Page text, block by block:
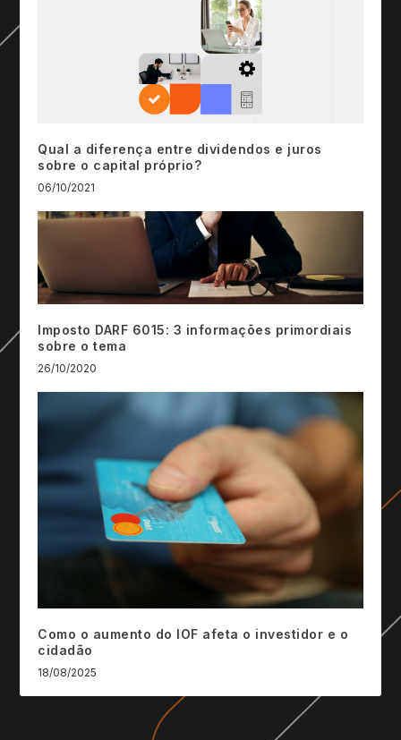
Qual a diferença entre dividendos e juros
sobre o capital próprio?
06/10/2021
Imposto DARF 6015: 3 informações primordiais
sobre o tema
26/10/2020
Como o aumento do IOF afeta o investidor e o
cidadão
18/08/2025